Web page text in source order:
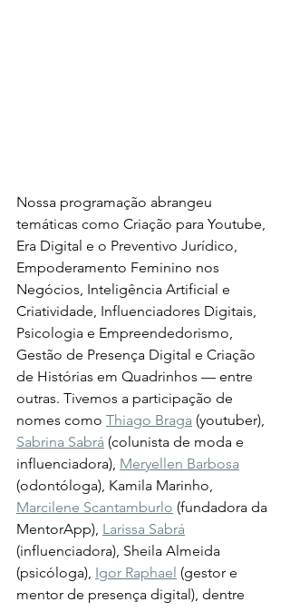
Nossa programação abrangeu
temáticas como Criação para Youtube,
Era Digital e o Preventivo Jurídico,
Empoderamento Feminino nos
Negócios, Inteligência Artificial e
Criatividade, Influenciadores Digitais,
Psicologia e Empreendedorismo,
Gestão de Presença Digital e Criação
de Histórias em Quadrinhos — entre
outras. Tivemos a participação de
nomes como Thiago Braga (youtuber),
Sabrina Sabrá (colunista de moda e
influenciadora), Meryellen Barbosa
(odontóloga), Kamila Marinho,
Marcilene Scantamburlo (fundadora da
MentorApp), Larissa Sabrá
(influenciadora), Sheila Almeida
(psicóloga), Igor Raphael (gestor e
mentor de presença digital), dentre